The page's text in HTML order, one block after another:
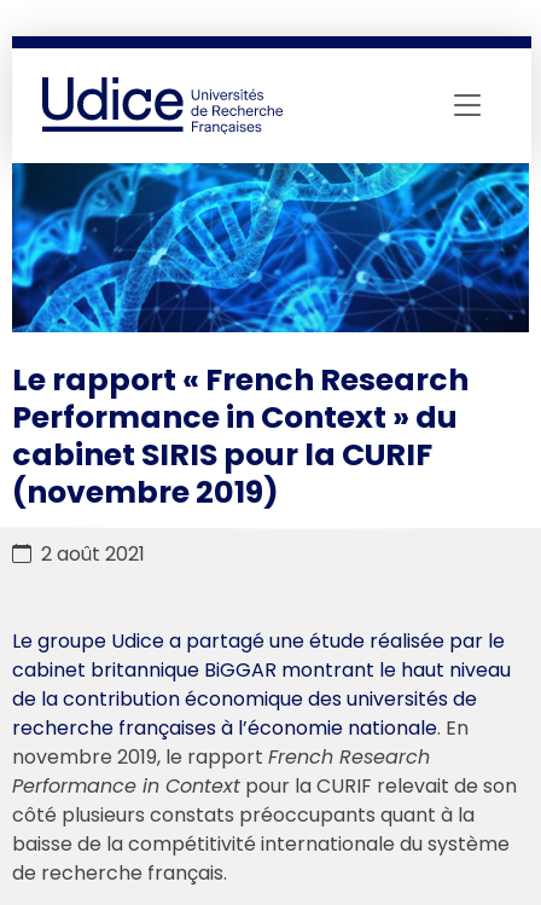
Le rapport « French Research
Performance in Context » du
cabinet SIRIS pour la CURIF
(novembre 2019)
2 août 2021
Le groupe Udice a partagé une étude réalisée par le
cabinet britannique BiGGAR montrant le haut niveau
de la contribution économique des universités de
recherche françaises à l’économie nationale. En
novembre 2019, le rapport French Research
Performance in Context pour la CURIF relevait de son
côté plusieurs constats préoccupants quant à la
baisse de la compétitivité internationale du système
de recherche français.